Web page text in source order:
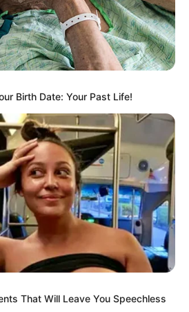
Birth Date: Your Past Life!
That Will Leave You Speechless